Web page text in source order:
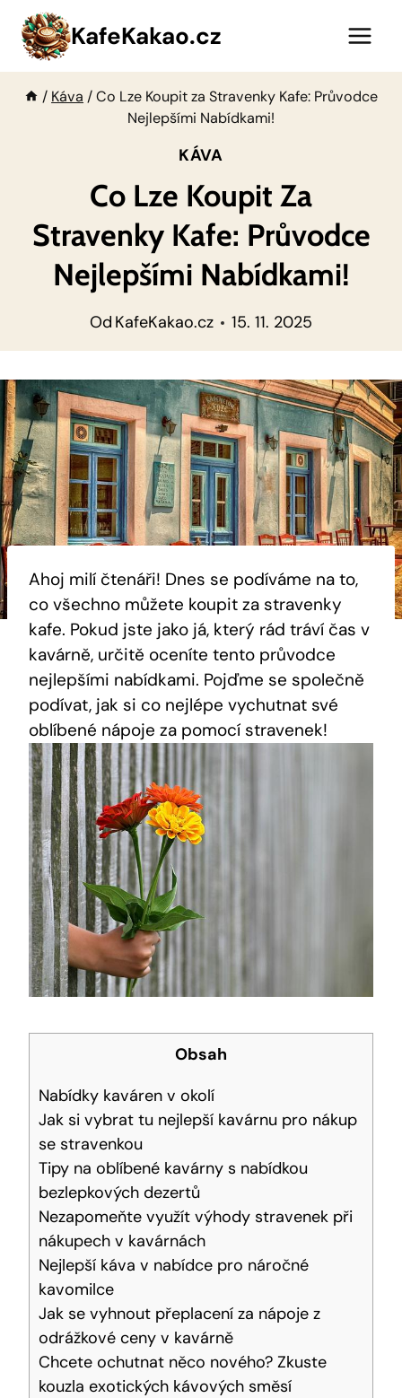
Přeskočit
obsah
KafeKakao.cz
/ Káva /Co Lze Koupit za Stravenky Kafe: Průvodce
Nejlepšími Nabídkami!
KÁVA
Co Lze Koupit Za
Stravenky Kafe: Průvodce
Nejlepšími Nabídkami!
Od KafeKakao.cz 15. 11. 2025
Ahoj milí čtenáři! Dnes se podíváme na to,
co všechno můžete koupit za stravenky
kafe. Pokud jste jako já, který rád tráví čas v
kavárně, určitě oceníte tento průvodce
nejlepšími nabídkami. Pojďme se společně
podívat, jak si co nejlépe vychutnat své
oblíbené nápoje za pomocí stravenek!
Obsah
Nabídky kaváren v okolí
Jak si vybrat tu nejlepší kavárnu pro nákup
se stravenkou
Tipy na oblíbené kavárny s nabídkou
bezlepkových dezertů
Nezapomeňte využít výhody stravenek při
nákupech v kavárnách
Nejlepší káva v nabídce pro náročné
kavomilce
Jak se vyhnout přeplacení za nápoje z
odrážkové ceny v kavárně
Chcete ochutnat něco nového? Zkuste
kouzla exotických kávových směsí